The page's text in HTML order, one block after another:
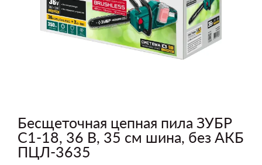
Бесщеточная цепная пила ЗУБР
С1-18, 36 В, 35 см шина, без АКБ
ПЦЛ-3635